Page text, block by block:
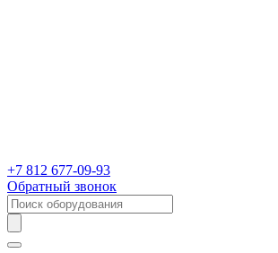
+7 812 677-09-93
Обратный звонок